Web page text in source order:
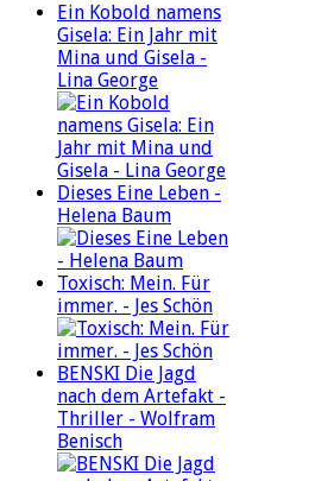
Ein Kobold namens
Gisela: Ein Jahr mit
Mina und Gisela -
Lina George
Dieses Eine Leben -
Helena Baum
Toxisch: Mein. Für
immer. - Jes Schön
BENSKI Die Jagd
nach dem Artefakt -
Thriller - Wolfram
Benisch